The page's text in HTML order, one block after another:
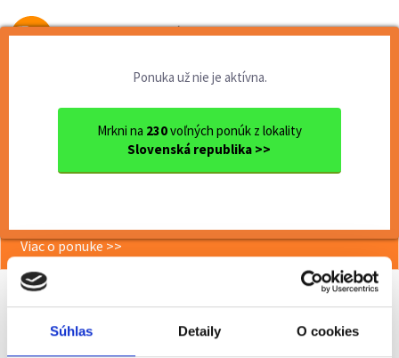
Súhlas Detaily O cookies
Od prvej brigády
Ponuka už nie je aktívna.
Mrkni na 230voľných ponúk z lokality
Slovenská republika >>
Ok. Martin
<< Späť
Viac o ponuke >>
Odporučiť kamarátovi